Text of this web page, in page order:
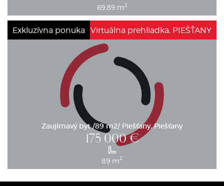
69.89 m2
Exkluzívna ponuka
Zaujímavý byt /89 m2/ Piešťany, Piešťany
175 000€
89 m2
Virtuálna prehliadka, PIEŠŤANY